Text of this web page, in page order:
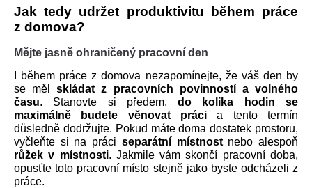
Jak tedy udržet produktivitu během práce
z domova?
Mějte jasně ohraničený pracovní den
I během práce z domova nezapomínejte, že váš den by
se měl skládat z pracovních povinností a volného
času. Stanovte si předem, do kolika hodin se
maximálně budete věnovat práci a tento termín
důsledně dodržujte. Pokud máte doma dostatek prostoru,
vyčleňte si na práci separátní místnost
růžek v místnosti. Jakmile vám skončí pracovní doba,
opusťte toto pracovní místo stejně jako byste odcházeli z
práce.